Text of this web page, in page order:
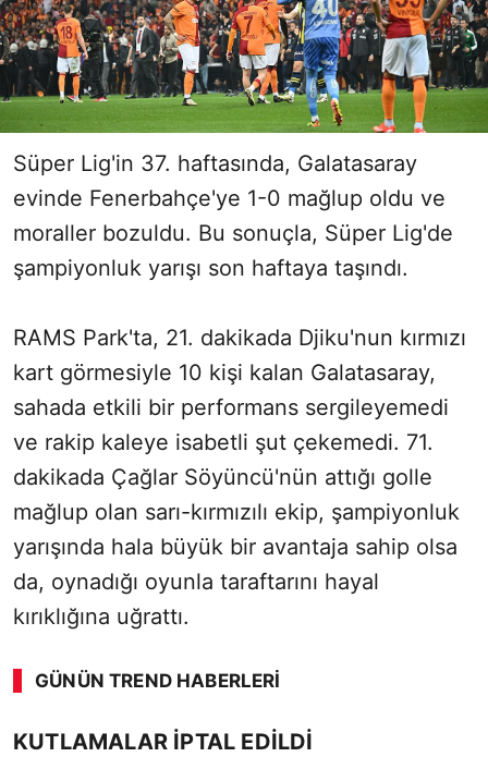
Süper Lig'in 37. haftasında, Galatasaray
evinde Fenerbahçe'ye 1-0 mağlup oldu ve
moraller bozuldu. Bu sonuçla, Süper Lig'de
şampiyonluk yarışı son haftaya taşındı.
RAMS Park'ta, 21. dakikada Djiku'nun kırmızı
kart görmesiyle 10 kişi kalan Galatasaray,
sahada etkili bir performans sergileyemedi
ve rakip kaleye isabetli şut çekemedi. 71.
dakikada Çağlar Söyüncü'nün attığı golle
mağlup olan sarı-kırmızılı ekip, şampiyonluk
yarışında hala büyük bir avantaja sahip olsa
da, oynadığı oyunla taraftarını hayal
kırıklığına uğrattı.
GÜNÜN TREND HABERLERI
KUTLAMALAR İPTAL EDİLDİ